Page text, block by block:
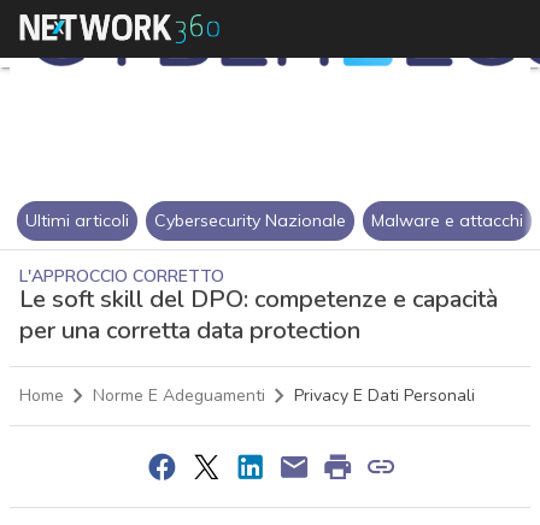
Ultimi articoli Cybersecurity Nazionale Malware e attacchi
L'APPROCCIO CORRETTO
Le soft skill del DPO: competenze e capacità
per una corretta data protection
Home Norme E Adeguamenti Privacy E Dati Personali